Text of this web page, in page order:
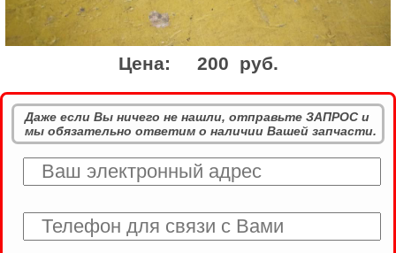
Цена: 200 руб.
Даже если Вы ничего не нашли, отправьте ЗАПРОС и
мы обязательно ответим о наличии Вашей запчасти.